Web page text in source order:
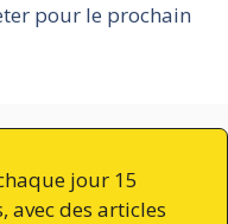
pour le prochain
jour 15
avec des articles